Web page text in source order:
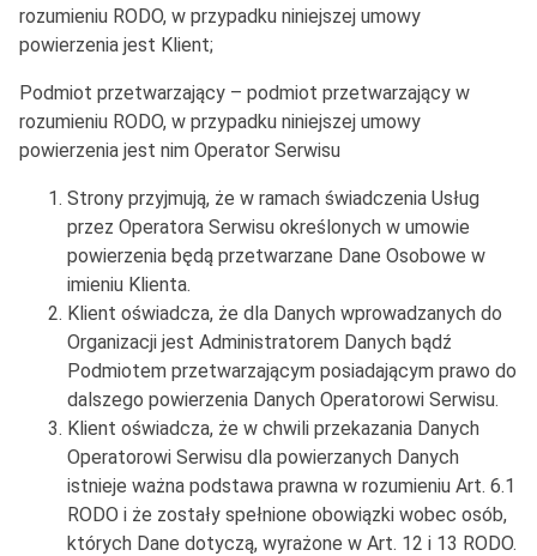
rozumieniu RODO, w przypadku niniejszej umowy
powierzenia jest Klient;
Podmiot przetwarzający – podmiot przetwarzający w
rozumieniu RODO, w przypadku niniejszej umowy
powierzenia jest nim Operator Serwisu
Strony przyjmują, że w ramach świadczenia Usług
przez Operatora Serwisu określonych w umowie
powierzenia będą przetwarzane Dane Osobowe w
imieniu Klienta.
Klient oświadcza, że dla Danych wprowadzanych do
Organizacji jest Administratorem Danych bądź
Podmiotem przetwarzającym posiadającym prawo do
dalszego powierzenia Danych Operatorowi Serwisu.
Klient oświadcza, że w chwili przekazania Danych
Operatorowi Serwisu dla powierzanych Danych
istnieje ważna podstawa prawna w rozumieniu Art. 6.1
RODO i że zostały spełnione obowiązki wobec osób,
których Dane dotyczą, wyrażone w Art. 12 i 13 RODO.